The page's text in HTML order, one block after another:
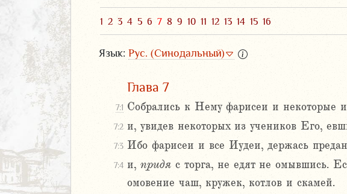
1 2 3 4 5 6 7 8 9 10 11 12 13 14 15 16
Язык: Рус. (Синодальный)
Глава 7
7:1 Собрались к Нему фарисеи и некоторые
7:2 и, увидев некоторых из учеников Его,
7:3 Ибо фарисеи и все Иудеи, держась
7:4 и, придя с торга, не едят не омывшись.
омовение чаш, кружек, котлов и скамей.